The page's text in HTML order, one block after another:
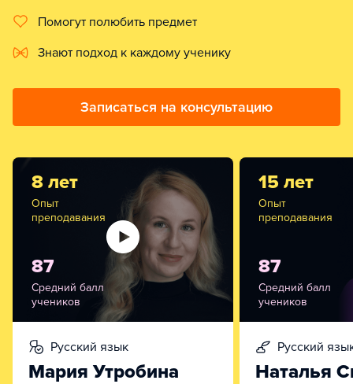
Помогут полюбить предмет
Знают подход к каждому ученику
Записаться на консультацию
8 лет
Опыт
преподавания
87
Средний балл
учеников
русский язык
Мария Утробина
15 лет
Опыт
преподавания
87
Средний балл
учеников
русский
Наталья